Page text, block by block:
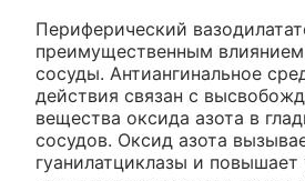
Периферический
преимущественным
сосуды. Антиангинальное
действия связан с
вещества оксида азота в
сосудов. Оксид азота
гуанилатциклазы и